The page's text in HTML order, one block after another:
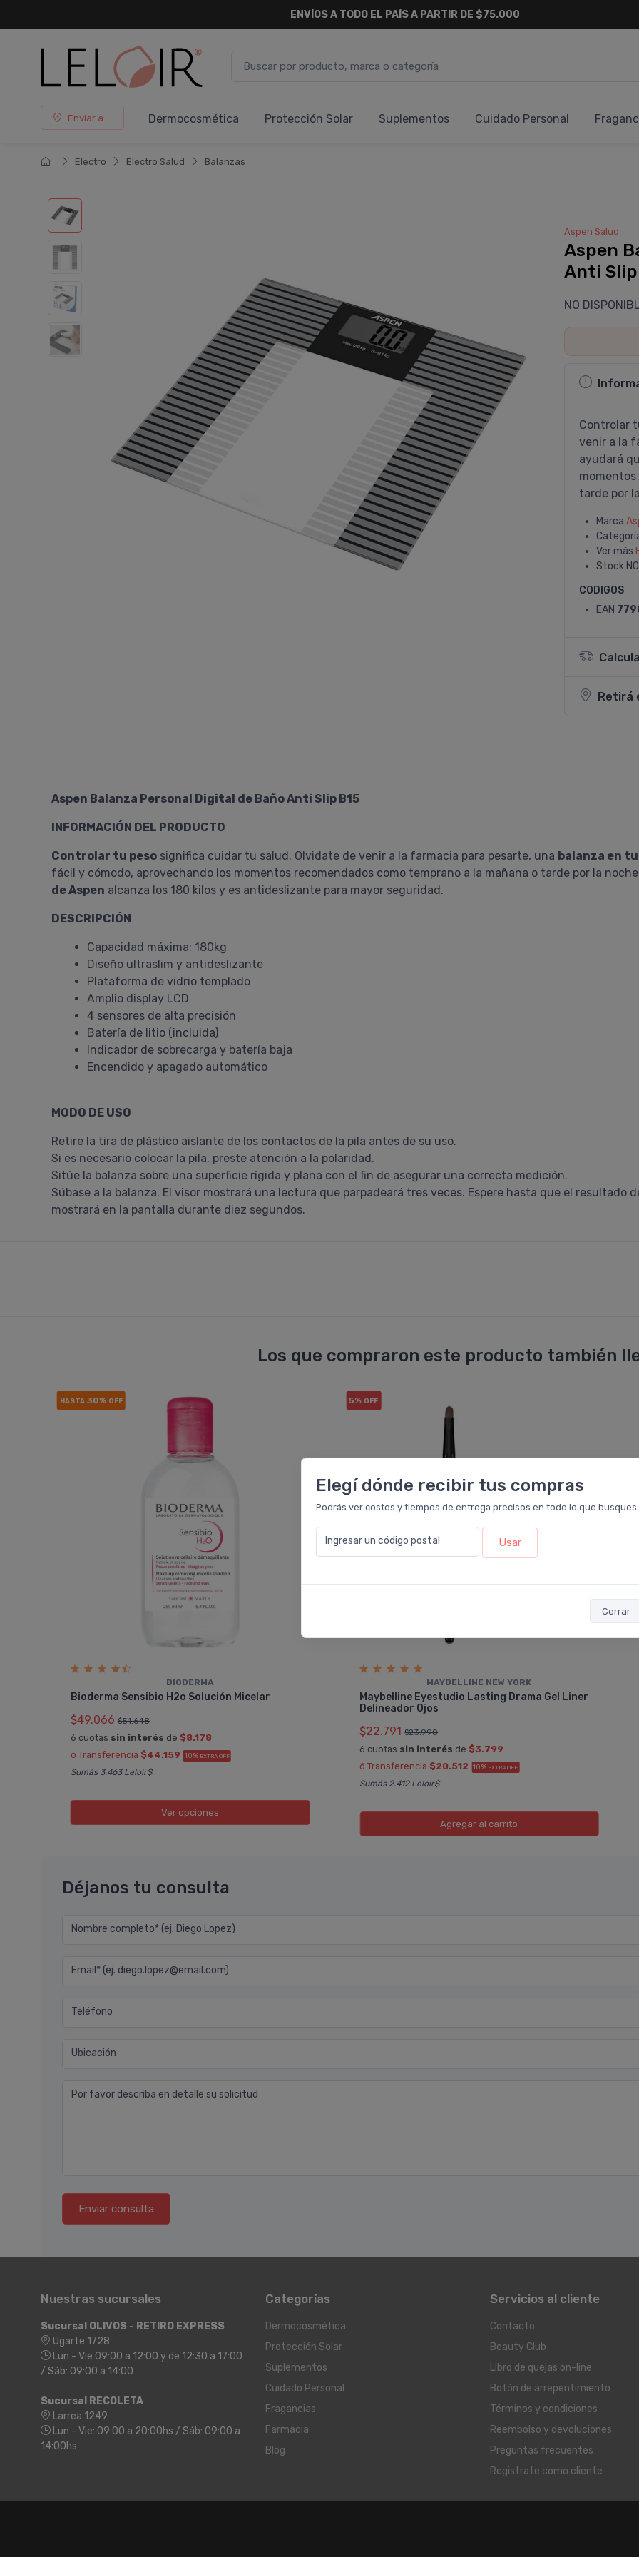
Elegí dónde recibir tus compras
Podrás ver costos y tiempos de entrega precisos en todo lo que busques.
Ingresar un código postal Usar
Cerrar
ENVÍOS A TODO EL PAÍS A PARTIR DE $75.000
Enviar a ... Dermocosmética Protección Solar Suplementos Cuidado Personal
Electro Electro Salud Balanzas
Aspen Salud
Aspen
Anti Slip
NO
Controlar
venir a la
ayudará
momentos
tarde por
Marca
Ver más
Stock
CODIGOS
EAN
Retirá
Aspen Balanza Personal Digital de Baño Anti Slip B15
INFORMACIÓN DEL PRODUCTO
Controlar tu peso significa cuidar tu salud. Olvidate de venir a la farmacia para pesarte, una balanza en
fácil y cómodo, aprovechando los momentos recomendados como temprano a la mañana o tarde por la
de Aspen alcanza los 180 kilos y es antideslizante para mayor seguridad.
DESCRIPCIÓN
Capacidad máxima: 180kg
Diseño ultraslim y antideslizante
Plataforma de vidrio templado
Amplio display LCD
4 sensores de alta precisión
Batería de litio (incluida)
Indicador de sobrecarga y batería baja
Encendido y apagado automático
MODO DE USO
Retire la tira de plástico aislante de los contactos de la pila antes de su uso.
Si es necesario colocar la pila, preste atención a la polaridad.
Sitúe la balanza sobre una superficie rígida y plana con el fin de asegurar una correcta medición.
Súbase a la balanza. El visor mostrará una lectura que parpadeará tres veces. Espere hasta que el resultado
mostrará en la pantalla durante diez segundos.
Los que compraron este producto también
HASTA30% OFF
BIODERMA
Bioderma Sensibio H2o Solución Micelar
$49.066 $51.648
6 cuotas sin interés de $8.178
ó Transferencia $44.159 10% EXTRA OFF
Sumás 3.463 Leloir$
Ver opciones
5% OFF
MAYBELLINE NEW YORK
Maybelline Eyestudio Lasting Drama Gel Liner
Delineador Ojos
$22.791 $23.990
6 cuotas sin interés de $3.799
ó Transferencia $20.512 10% EXTRA OFF
Sumás 2.412 Leloir$
Agregar al carrito
Déjanos tu consulta
Nombre completo* (ej. Diego Lopez)
Email* (ej. diego.lopez@email.com)
Teléfono
Ubicación
Por favor describa en detalle su solicitud
Enviar consulta
Nuestras sucursales
Sucursal OLIVOS - RETIRO EXPRESS
Ugarte 1728
Lun - Vie 09:00 a 12:00 y de 12:30 a 17:00
/ Sáb: 09:00 a 14:00
Sucursal RECOLETA
Larrea 1249
Lun - Vie: 09:00 a 20:00hs / Sáb: 09:00 a
14:00hs
Categorías
Dermocosmética
Protección Solar
Suplementos
Cuidado Personal
Fragancias
Farmacia
Blog
Servicios al cliente
Contacto
Beauty Club
Libro de quejas on-line
Botón de arrepentimiento
Términos y condiciones
Reembolso y devoluciones
Preguntas frecuentes
Registrate como cliente